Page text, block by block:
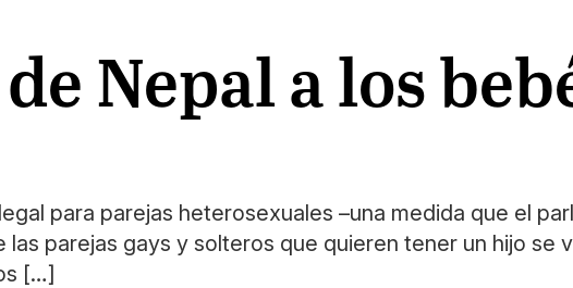
Nepal a los
para parejas heterosexuales –una medida que el
las parejas gays y solteros que quieren tener un hijo se
[…]